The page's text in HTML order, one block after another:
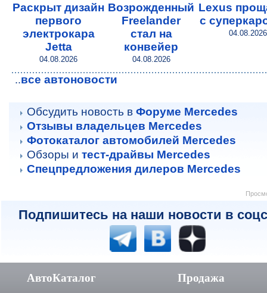
Раскрыт дизайн
первого
электрокара
Jetta
04.08.2026
Возрожденный
Freelander
стал на
конвейер
04.08.2026
Lexus
с
04.08.2026
..все автоновости
Обсудить новость в Форуме Mercedes
Отзывы владельцев Mercedes
Фотокаталог автомобилей Mercedes
Обзоры и тест-драйвы Mercedes
Спецпредложения дилеров Mercedes
Подпишитесь на наши новости в
АвтоКаталог Продажа